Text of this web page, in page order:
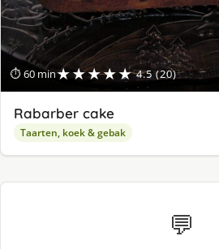
⏱ 60 min★★★★★ 4.5 (20)
Rabarber cake
Taarten, koek & gebak
💬